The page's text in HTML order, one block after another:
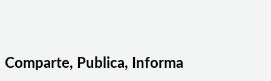
Comparte, Publica, Informa